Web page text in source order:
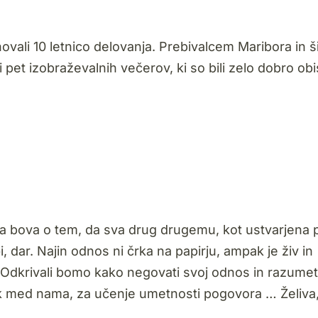
10 letnico delovanja. Prebivalcem Maribora in
izobraževalnih večerov, ki so bili zelo dobro
bova o tem, da sva drug drugemu, kot ustvarjena
dar. Najin odnos ni črka na papirju, ampak je živ in
bomo kako negovati svoj odnos in
nama, za učenje umetnosti pogovora …